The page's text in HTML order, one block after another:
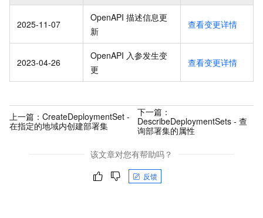
2025-11-07
OpenAPI 描述信息更
新
查看变更详情
2023-04-26
OpenAPI 入参发生变
更
查看变更详情
上一篇： CreateDeploymentSet -
在指定的地域内创建部署集
下一篇：
DescribeDeploymentSets - 查
询部署集的属性
该文章对您有帮助吗？
反馈